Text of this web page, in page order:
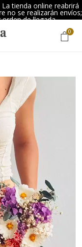
tienda online reabrirá
no se realizarán envíos;
de llegada.
0